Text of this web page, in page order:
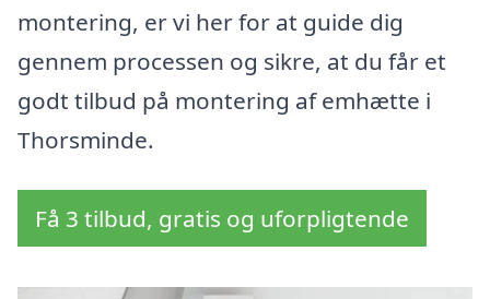
montering, er vi her for at guide dig
gennem processen og sikre, at du får et
godt tilbud på montering af emhætte i
Thorsminde.
Få 3 tilbud, gratis og uforpligtende